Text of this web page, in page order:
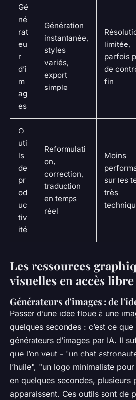
Gé
né
rat
eu
r
d’i
m
ag
es
Génération
instantanée,
styles
variés,
export
simple
limitée,
parfois
de
fin
O
uti
ls
de
pr
od
uc
tiv
ité
Reformulati
on,
correction,
traduction
en temps
réel
Moins
sur les
très
Les ressources
visuelles en accès libre
Générateurs d'images : de
Passer d’une idée floue à une
quelques secondes : c’est ce
générateurs d’images par IA. Il
que l’on veut - "un chat
l’huile", "un logo minimaliste
en quelques secondes, plusieurs
apparaissent. Ces outils sont de